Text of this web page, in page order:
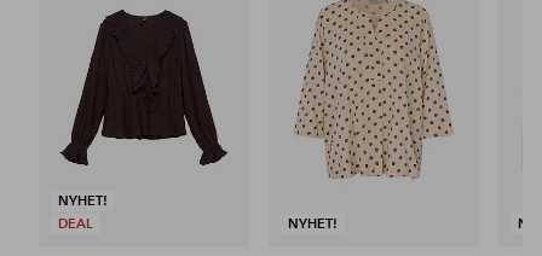
NYHET!
DEAL
NYHET!